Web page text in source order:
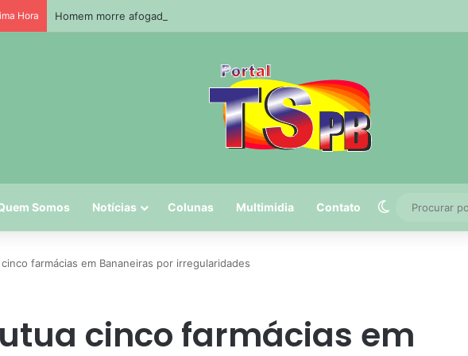
Hora Homem morre afogado durante pescaria em açude no agreste paraibano
Somos Notícias Colunas Multimidia Contato Switch skin
farmácias em Bananeiras por irregularidades
cinco farmácias em